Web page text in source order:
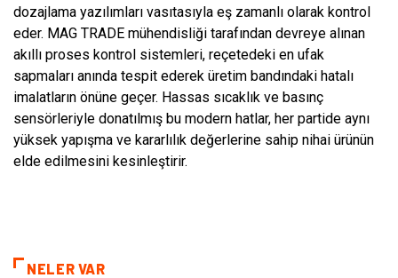
dozajlama yazılımları vasıtasıyla eş zamanlı olarak kontrol
eder. MAG TRADE mühendisliği tarafından devreye alınan
akıllı proses kontrol sistemleri, reçetedeki en ufak
sapmaları anında tespit ederek üretim bandındaki hatalı
imalatların önüne geçer. Hassas sıcaklık ve basınç
sensörleriyle donatılmış bu modern hatlar, her partide aynı
yüksek yapışma ve kararlılık değerlerine sahip nihai ürünün
elde edilmesini kesinleştirir.
NELER VAR